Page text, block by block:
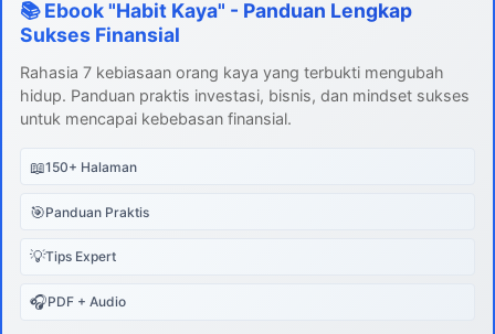
📚 Ebook "Habit Kaya" - Panduan Lengkap
Sukses Finansial
Rahasia 7 kebiasaan orang kaya yang terbukti mengubah
hidup. Panduan praktis investasi, bisnis, dan mindset sukses
untuk mencapai kebebasan finansial.
📖150+ Halaman
🎯Panduan Praktis
💡Tips Expert
🎧PDF + Audio